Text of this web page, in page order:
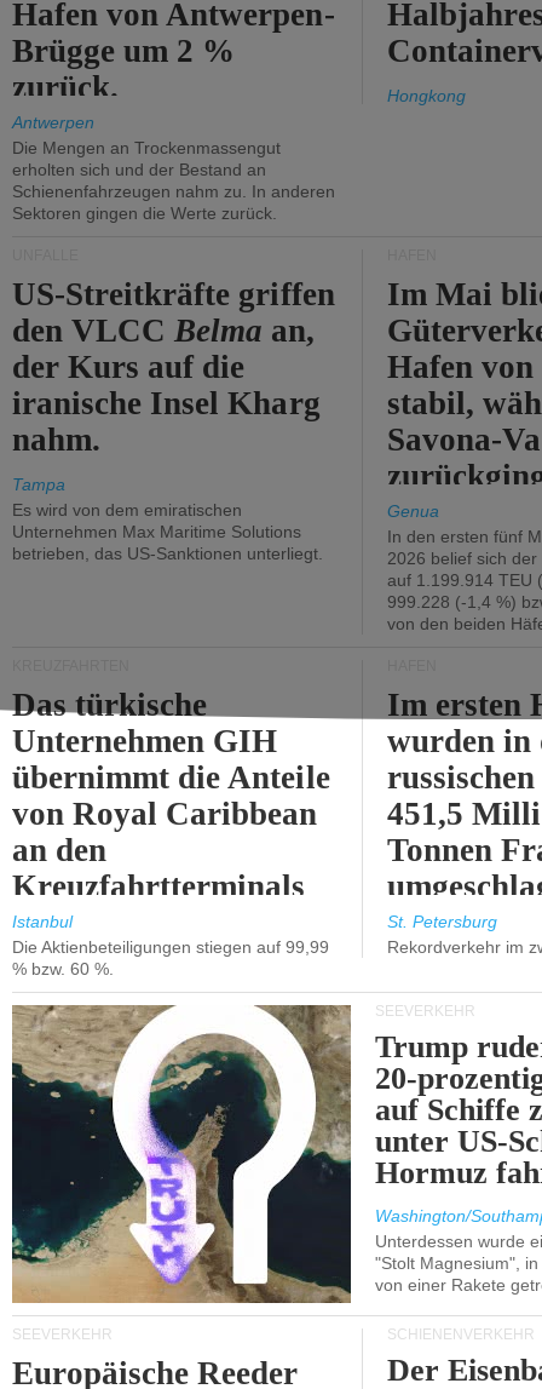
Hafen von Antwerpen-
Brügge um 2 %
zurück.
Antwerpen
Die Mengen an Trockenmassengut
erholten sich und der Bestand an
Schienenfahrzeugen nahm zu. In anderen
Sektoren gingen die Werte zurück.
Hongkong
US-Streitkräfte griffen
den VLCCBelma an,
der Kurs auf die
iranische Insel Kharg
nahm.
Tampa
Es wird von dem emiratischen
Unternehmen Max Maritime Solutions
betrieben, das US-Sanktionen unterliegt.
Im Mai
Hafen von
stabil,
Savona-
Genua
In den ersten fünf
2026 belief sich
auf 1.199.914 TEU
999.228 (-1,4 %)
von den beiden
Das türkische
Unternehmen GIH
übernimmt die Anteile
von Royal Caribbean
an den
Kreuzfahrtterminals
in Kusadasi und
Lissabon.
Istanbul
Die Aktienbeteiligungen stiegen auf 99,99
% bzw. 60 %.
Im ersten
wurden in
451,5
Tonnen
%).
St. Petersburg
Rekordverkehr im
SEEVERKEHR
Trump
20-
auf Schiffe
unter US-
Hormuz
Washington/
Unterdessen wurde
"Stolt Magnesium",
von einer Rakete
SEEVERKEHR
Europäische Reeder
SCHIENENVERKEHR
Der